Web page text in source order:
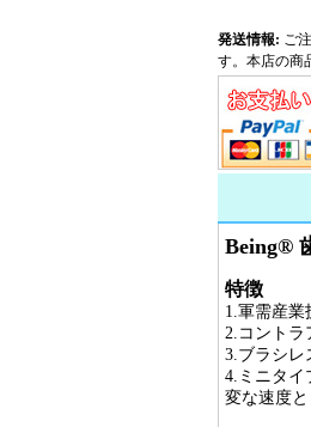
発送情報: ご
す。本店の商
Being®
特徴
1.軍需産業
2.コントラ
3.ブラシレ
4.ミニタイ
変な速度と